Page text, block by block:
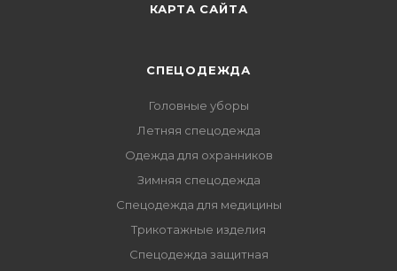
КАРТА САЙТА
СПЕЦОДЕЖДА
Головные уборы
Летняя спецодежда
Одежда для охранников
Зимняя спецодежда
Спецодежда для медицины
Трикотажные изделия
Спецодежда защитная